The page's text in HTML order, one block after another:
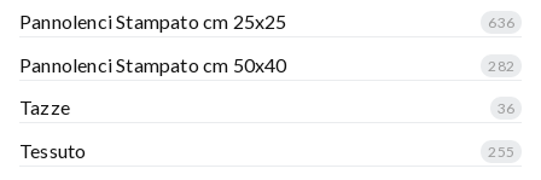
Pannolenci Stampato cm 25x25 636
Pannolenci Stampato cm 50x40 282
Tazze 36
Tessuto 255